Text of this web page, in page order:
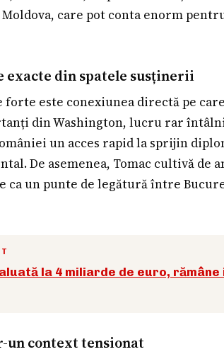
care pot conta enorm
exacte din spatele susținerii
este conexiunea directă pe care
din Washington, lucru rar
un acces rapid la sprijin
De asemenea, Tomac cultivă de
ca un punte de legătură între
la 4 miliarde de euro,
context tensionat